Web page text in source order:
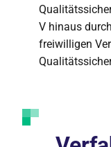
V hinaus
freiwilligen